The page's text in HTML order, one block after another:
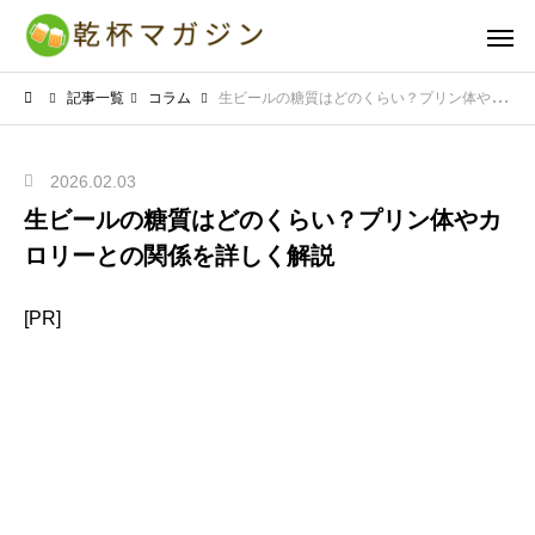
記事一覧 コラム 生ビールの糖質はどのくらい？プリン体やカロリーとの関係を詳しく解説
2026.02.03
生ビールの糖質はどのくらい？プリン体やカ
ロリーとの関係を詳しく解説
[PR]